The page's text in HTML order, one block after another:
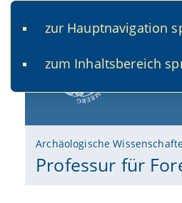
zur Hauptnavigation
zum Inhaltsbereich
Archäologische
Professur für